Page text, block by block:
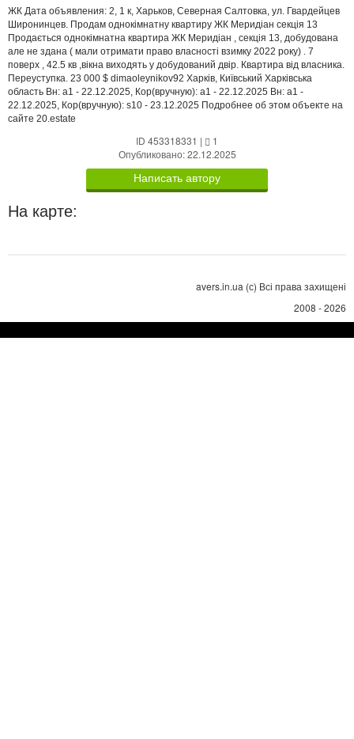
ЖК Дата объявления: 2, 1 к, Харьков, Северная Салтовка, ул. Гвардейцев
Широнинцев. Продам однокімнатну квартиру ЖК Меридіан секція 13
Продається однокімнатна квартира ЖК Меридіан , секція 13, добудована
але не здана ( мали отримати право власності взимку 2022 року) . 7
поверх , 42.5 кв ,вікна виходять у добудований двір. Квартира від власника.
Переуступка. 23 000 $ dimaoleynikov92 Харків, Київський Харківська
область Вн: a1 - 22.12.2025, Кор(вручную): a1 - 22.12.2025 Вн: a1 -
22.12.2025, Кор(вручную): s10 - 23.12.2025 Подробнее об этом объекте на
сайте 20.estate
ID 453318331 |
1
Опубликовано: 22.12.2025
Написать автору
На карте:
avers.in.ua (с) Всі права захищені
2008 - 2026